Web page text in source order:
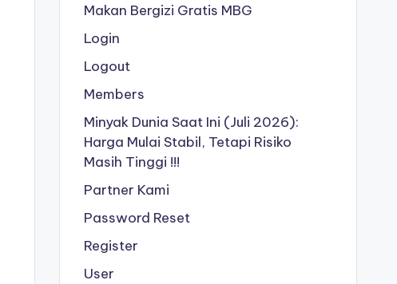
Makan Bergizi Gratis MBG
Login
Logout
Members
Minyak Dunia Saat Ini (Juli 2026):
Harga Mulai Stabil, Tetapi Risiko
Masih Tinggi !!!
Partner Kami
Password Reset
Register
User